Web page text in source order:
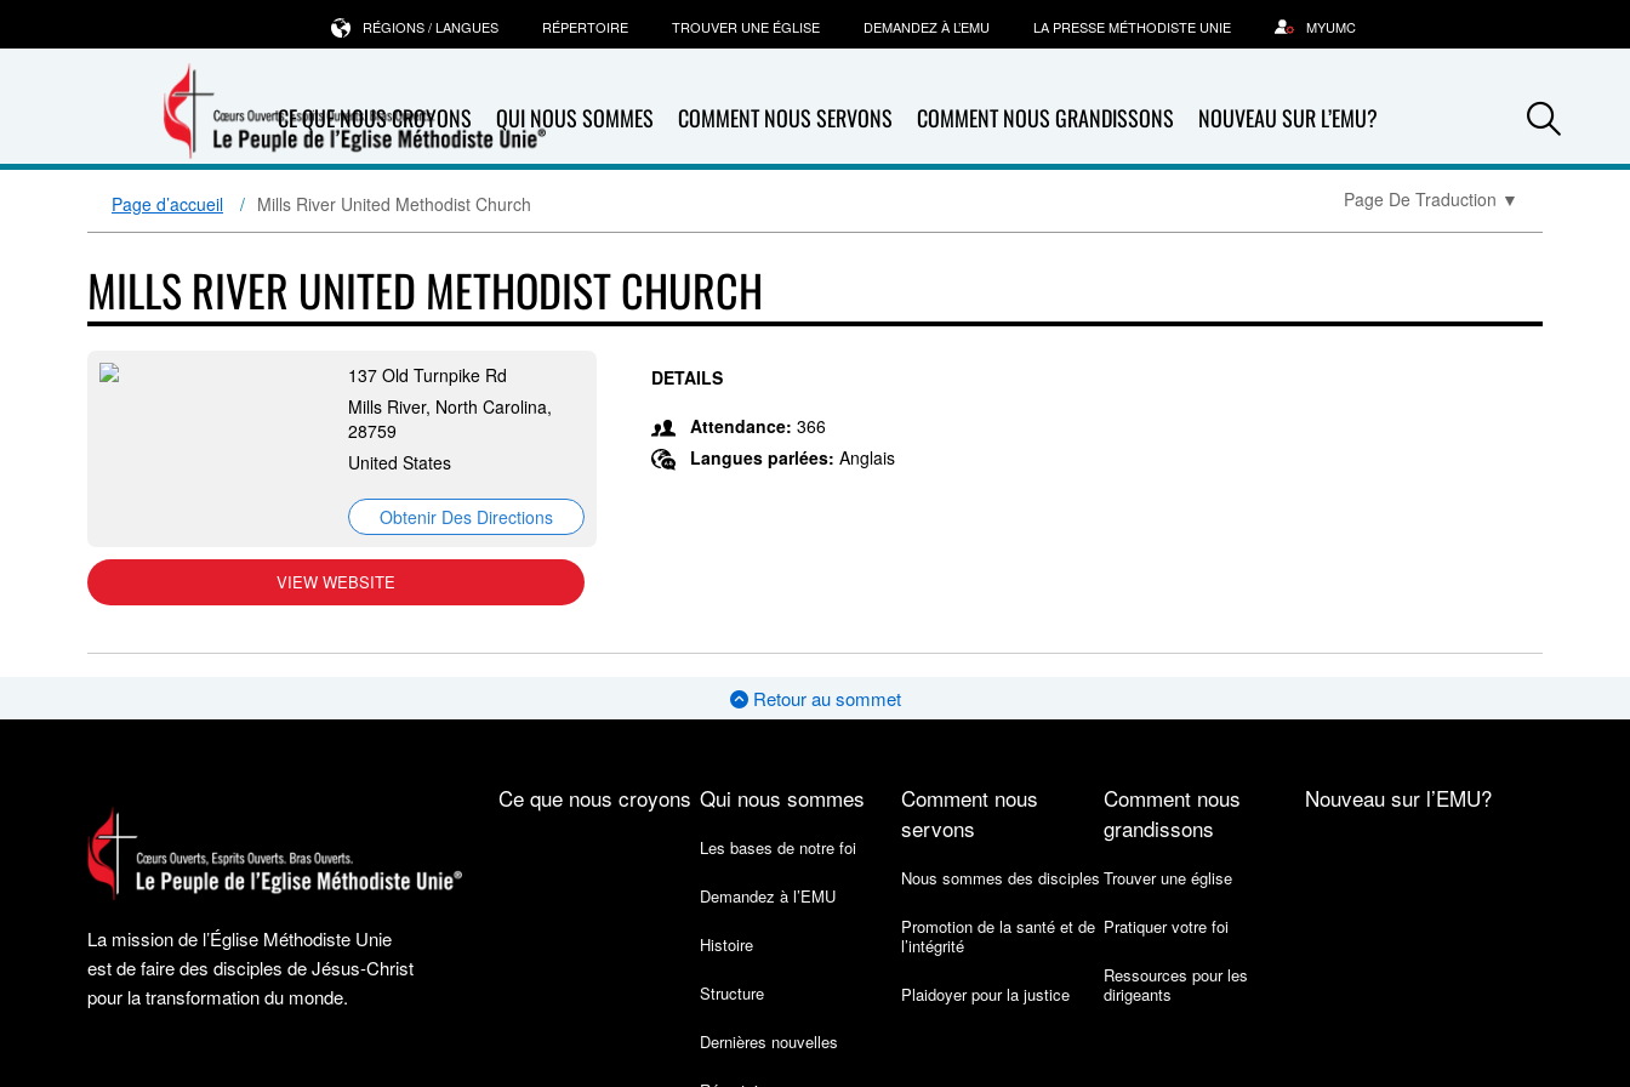
CE QUE NOUS CROYONS QUI NOUS SOMMES COMMENT NOUS SERVONS COMMENT NOUS GRANDISSONS NOUVEAU SUR L’EMU?
RÉGIONS / LANGUES RÉPERTOIRE TROUVER UNE ÉGLISE DEMANDEZ À L’EMU LA PRESSE MÉTHODISTE UNIE MYUMC
Page d’accueil Mills River United Methodist Church Page De Traduction ▼
MILLS RIVER UNITED METHODIST CHURCH
137 Old Turnpike Rd
Mills River, North Carolina,
28759
United States
Obtenir Des Directions
VIEW WEBSITE
DETAILS
Attendance: 366
Langues parlées: Anglais
Retour au sommet
La mission de l’Église Méthodiste Unie
est de faire des disciples de Jésus-Christ
pour la transformation du monde.
Ce que nous croyons Qui nous sommes
Les bases de notre foi
Demandez à l’EMU
Histoire
Structure
Dernières nouvelles
Comment nous
servons
Nous sommes des disciples
Promotion de la santé et de
l’intégrité
Plaidoyer pour la justice
Comment nous
grandissons
Trouver une église
Pratiquer votre foi
Ressources pour les
dirigeants
Nouveau sur l’EMU?